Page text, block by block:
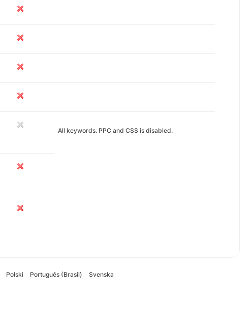
All keywords. PPC and CSS is disabled.
Polski Português (Brasil) Svenska